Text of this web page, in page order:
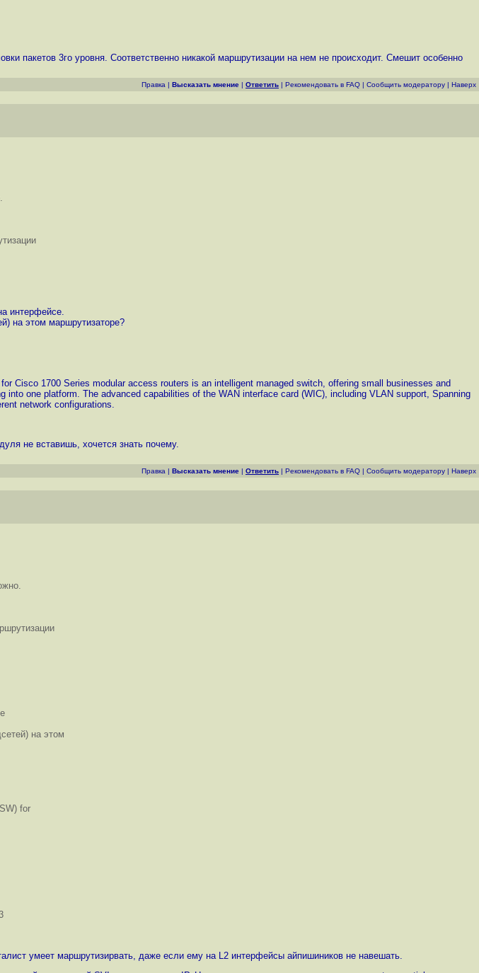
пакетов 3го уровня. Соответственно никакой маршрутизации на нем не происходит. Смешит особенно
Правка | Высказать мнение | Ответить | Рекомендовать в FAQ | Cообщить модератору | Наверх
интерфейсе.
на этом маршрутизаторе?
Cisco 1700 Series modular access routers is an intelligent managed switch, offering small businesses and
one platform. The advanced capabilities of the WAN interface card (WIC), including VLAN support, Spanning
network configurations.
не вставишь, хочется знать почему.
Правка | Высказать мнение | Ответить | Рекомендовать в FAQ | Cообщить модератору | Наверх
на этом
for
умеет маршрутизирвать, даже если ему на L2 интерфейсы айпишиников не навешать.